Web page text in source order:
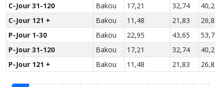
C-Jour 31-120
Bakou 17,21 32,74
40,28
C-Jour 121 +
Bakou 11,48 21,83
26,85
P-Jour 1-30
Bakou 22,95 43,65
53,70
P-Jour 31-120
Bakou 17,21 32,74
40,28
P-Jour 121 +
Bakou 11,48 21,83 26,85